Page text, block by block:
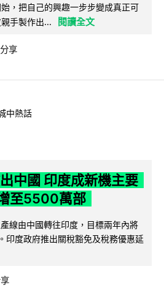
，把自己的興趣一步步變成真正可
手製作出...
閱讀全文
分享
中熱話
中國 印度成新機主要
至5500萬部
線由中國轉往印度，目標兩年內將
印度政府推出關稅豁免及稅務優惠延